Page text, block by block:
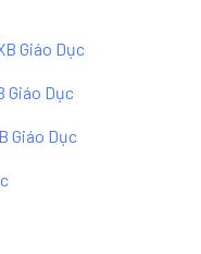
Giáo Dục
Giáo Dục
Giáo Dục